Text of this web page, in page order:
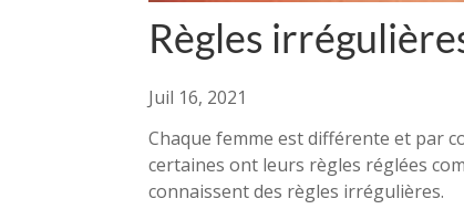
Règles
Juil 16, 2021
Chaque femme est différente et par
certaines ont leurs règles réglées
connaissent des règles irrégulières.